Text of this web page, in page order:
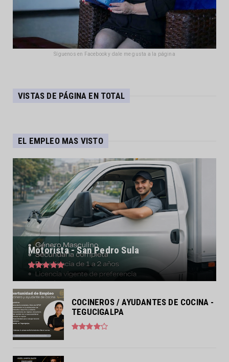
Síguenos en Facebook y dale me gusta a la página
VISTAS DE PÁGINA EN TOTAL
EL EMPLEO MAS VISTO
Motorista - San Pedro Sula
COCINEROS / AYUDANTES DE COCINA -
TEGUCIGALPA